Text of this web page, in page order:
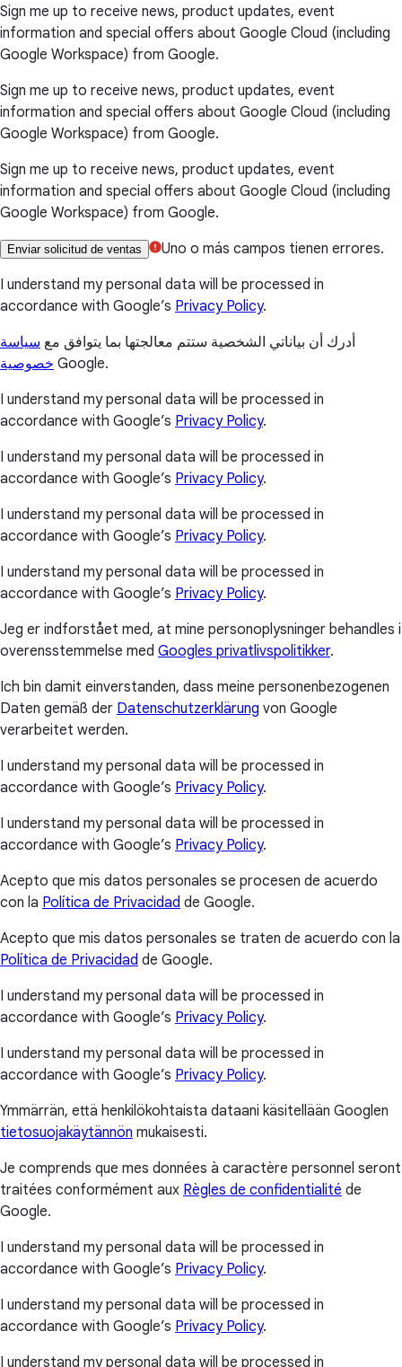
Sign me up to receive news, product updates, event
information and special offers about Google Cloud (including
Google Workspace) from Google.
Sign me up to receive news, product updates, event
information and special offers about Google Cloud (including
Google Workspace) from Google.
Sign me up to receive news, product updates, event
information and special offers about Google Cloud (including
Google Workspace) from Google.
Enviar solicitud de ventas
Uno o más campos tienen errores.
I understand my personal data will be processed in
accordance with Google’s Privacy Policy.
أدرك أن بياناتي الشخصية ستتم معالجتها بما يتوافق مع سياسة
خصوصية Google.
I understand my personal data will be processed in
accordance with Google’s Privacy Policy.
I understand my personal data will be processed in
accordance with Google’s Privacy Policy.
I understand my personal data will be processed in
accordance with Google’s Privacy Policy.
I understand my personal data will be processed in
accordance with Google’s Privacy Policy.
Jeg er indforstået med, at mine personoplysninger behandles i
overensstemmelse med Googles privatlivspolitikker.
Ich bin damit einverstanden, dass meine personenbezogenen
Daten gemäß der Datenschutzerklärung von Google
verarbeitet werden.
I understand my personal data will be processed in
accordance with Google’s Privacy Policy.
I understand my personal data will be processed in
accordance with Google’s Privacy Policy.
Acepto que mis datos personales se procesen de acuerdo
con la Política de Privacidad de Google.
Acepto que mis datos personales se traten de acuerdo con la
Política de Privacidad de Google.
I understand my personal data will be processed in
accordance with Google’s Privacy Policy.
I understand my personal data will be processed in
accordance with Google’s Privacy Policy.
Ymmärrän, että henkilökohtaista dataani käsitellään Googlen
tietosuojakäytännön mukaisesti.
Je comprends que mes données à caractère personnel seront
traitées conformément aux Règles de confidentialité de
Google.
I understand my personal data will be processed in
accordance with Google’s Privacy Policy.
I understand my personal data will be processed in
accordance with Google’s Privacy Policy.
I understand my personal data will be processed in